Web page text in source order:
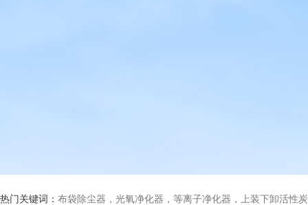
热门关键词： 布袋除尘器，光氧净化器，等离子净化器，上装下卸活性炭吸附箱，打磨除尘